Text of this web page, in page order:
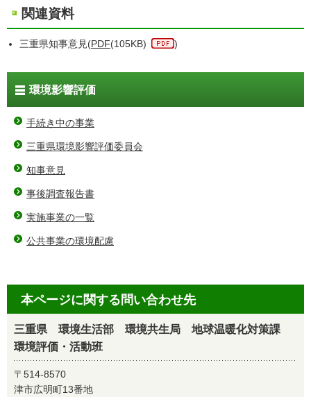
関連資料
三重県知事意見(PDF(105KB) )
環境影響評価
手続き中の事業
三重県環境影響評価委員会
知事意見
事後調査報告書
実施事業の一覧
公共事業の環境配慮
本ページに関する問い合わせ先
三重県 環境生活部 環境共生局 地球温暖化対策課
環境評価・活動班
〒514-8570
津市広明町13番地